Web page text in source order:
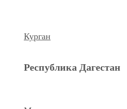
Курган
Республика Дагестан